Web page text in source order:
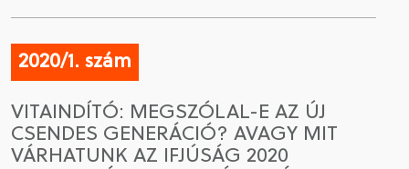
2020/1. szám
VITAINDÍTÓ: MEGSZÓLAL-E AZ ÚJ
CSENDES GENERÁCIÓ? AVAGY MIT
VÁRHATUNK AZ IFJÚSÁG 2020